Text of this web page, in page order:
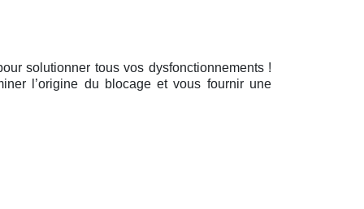
solutionner tous vos dysfonctionnements !
l’origine du blocage et vous fournir une